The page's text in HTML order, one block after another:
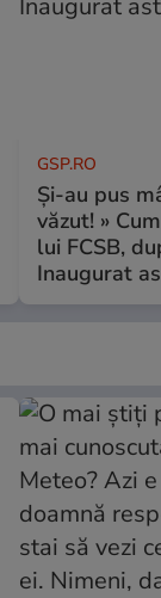
GSP.RO
Și-au pus
văzut! »
lui FCSB,
Inaugurat